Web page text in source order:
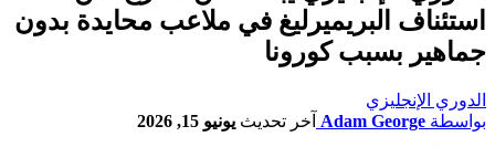
استئناف البريميرليغ في ملاعب محايدة بدون
جماهير بسبب كورونا
الدوري الإنجليزي
بواسطة Adam George آخر تحديث يونيو 15, 2026